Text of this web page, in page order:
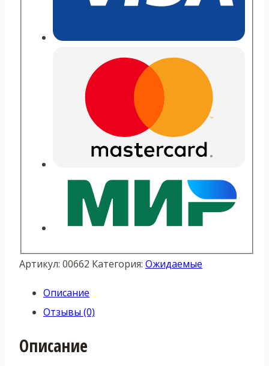
Артикул: 00662 Категория: Ожидаемые
Описание
Отзывы (0)
Описание